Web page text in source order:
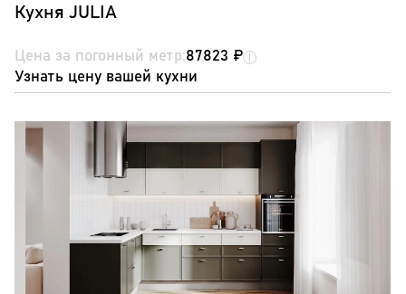
Кухня JULIA
Цена за погонный метр:87823 ₽
Узнать цену вашей кухни